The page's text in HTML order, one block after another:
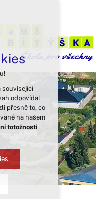
související
odpovídal
přesně to, co
na našem
totožnosti